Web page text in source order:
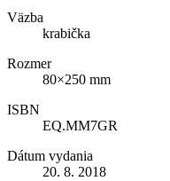
Väzba
krabička
Rozmer
80×250 mm
ISBN
EQ.MM7GR
Dátum vydania
20. 8. 2018